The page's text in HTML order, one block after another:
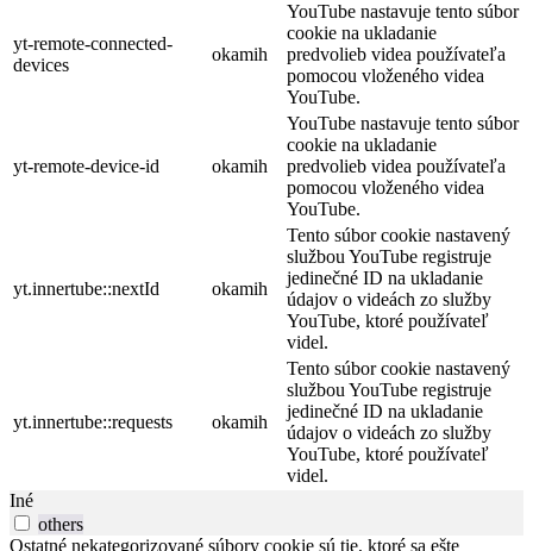
yt-remote-connected-
devices
okamih
YouTube nastavuje tento súbor
cookie na ukladanie
predvolieb videa používateľa
pomocou vloženého videa
YouTube.
yt-remote-device-id okamih
YouTube nastavuje tento súbor
cookie na ukladanie
predvolieb videa používateľa
pomocou vloženého videa
YouTube.
yt.innertube::nextId okamih
Tento súbor cookie nastavený
službou YouTube registruje
jedinečné ID na ukladanie
údajov o videách zo služby
YouTube, ktoré používateľ
videl.
yt.innertube::requests okamih
Tento súbor cookie nastavený
službou YouTube registruje
jedinečné ID na ukladanie
údajov o videách zo služby
YouTube, ktoré používateľ
videl.
Iné
others
Ostatné nekategorizované súbory cookie sú tie, ktoré sa ešte